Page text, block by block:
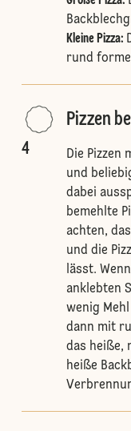
Kleine Pizza:
rund
4
Pizzen
Die Pizzen
und
dabei
bemehlte
achten,
und die
lässt.
anklebten
wenig
dann mit
das heiße,
heiße